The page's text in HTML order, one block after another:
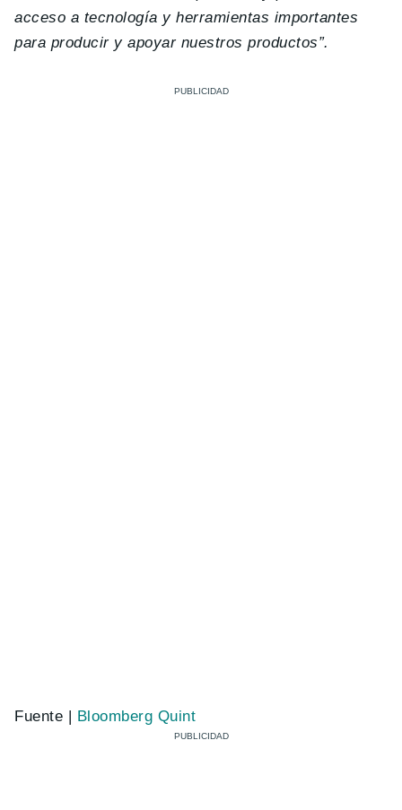
acceso a tecnología y herramientas importantes
para producir y apoyar nuestros productos”.
Fuente | Bloomberg Quint